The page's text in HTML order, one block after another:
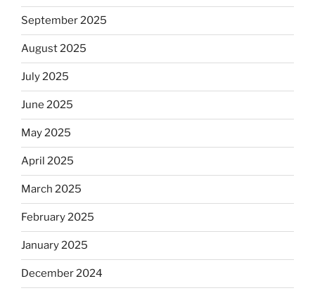
September 2025
August 2025
July 2025
June 2025
May 2025
April 2025
March 2025
February 2025
January 2025
December 2024